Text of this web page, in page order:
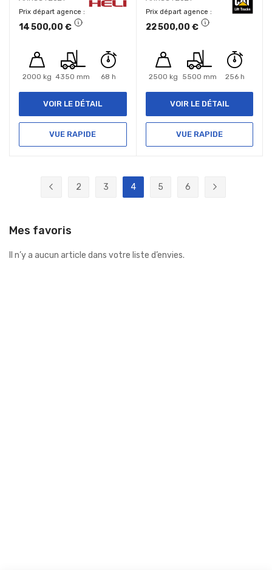
Prix départ agence
14 500,00 €
2000 kg 4350 mm 68 h
VOIR LE DÉTAIL
VUE RAPIDE
Prix départ agence
22 500,00 €
2500 kg 5500 mm 256 h
VOIR LE DÉTAIL
VUE RAPIDE
Page
2
Page
3
Vous lisez actuellement la page
4
5
6
Mes favoris
Il n’y a aucun article dans votre liste d’envies.